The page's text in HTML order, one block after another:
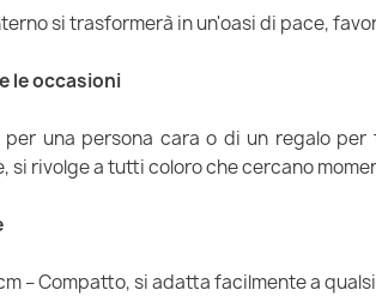
si trasformerà in un'oasi di pace,
le occasioni
una persona cara o di un regalo
si rivolge a tutti coloro che cercano
– Compatto, si adatta facilmente a